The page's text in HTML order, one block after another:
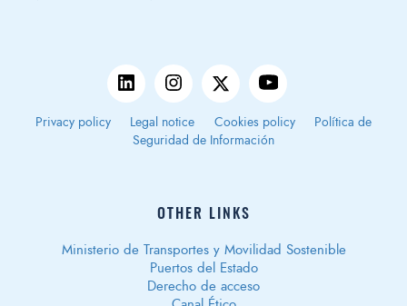
Privacy policy Legal notice Cookies policy
Política de
Seguridad de Información
OTHER LINKS
Ministerio de Transportes y Movilidad Sostenible
Puertos del Estado
Derecho de acceso